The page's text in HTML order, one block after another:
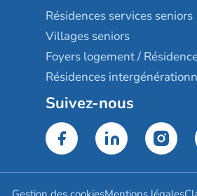
Résidences services seniors
Villages seniors
Foyers logement /
Résidences
Suivez-nous